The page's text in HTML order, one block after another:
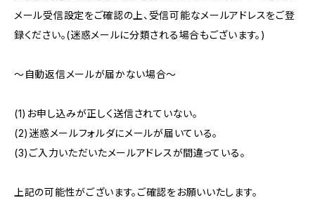
メール受信設定をご確認の上、受信可能なメールアドレスをご登
録ください。(迷惑メールに分類される場合もございます。)
〜自動返信メールが届かない場合〜
(1)お申し込みが正しく送信されていない。
(2)迷惑メールフォルダにメールが届いている。
(3)ご入力いただいたメールアドレスが間違っている。
上記の可能性がございます。ご確認をお願いいたします。